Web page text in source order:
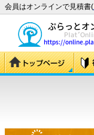
会員はオンラインで見積書(